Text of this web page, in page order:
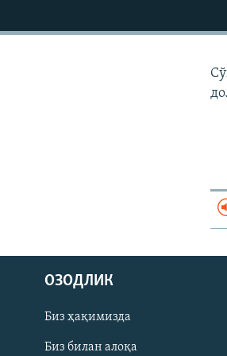
На русском
ИЖТИМОИЙ ТАРМОҚЛАР
ОЗОДЛИК
Биз ҳақимизда
Биз билан алоқа